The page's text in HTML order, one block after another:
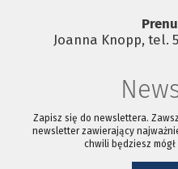
Joanna Knopp, tel.
Zapisz się do newslettera.
newsletter zawierający
chwili będziesz